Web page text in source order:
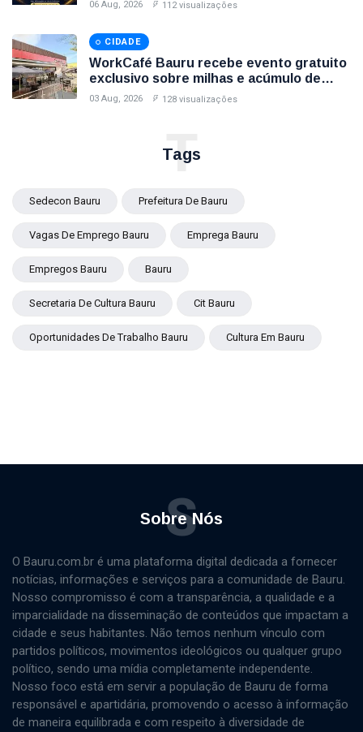
06 Aug, 2026 112 visualizações
CIDADE
WorkCafé Bauru recebe evento gratuito
exclusivo sobre milhas e acúmulo de
pontos
03 Aug, 2026 128 visualizações
Tags
T
Sedecon Bauru Prefeitura De Bauru
Vagas De Emprego Bauru Emprega Bauru
Empregos Bauru Bauru
Secretaria De Cultura Bauru Cit Bauru
Oportunidades De Trabalho Bauru Cultura Em Bauru
Sobre Nós
S
O Bauru.com.br é uma plataforma digital dedicada a fornecer
notícias, informações e serviços para a comunidade de Bauru.
Nosso compromisso é com a transparência, a qualidade e a
imparcialidade na disseminação de conteúdos que impactam a
cidade e seus habitantes. Não temos nenhum vínculo com
partidos políticos, movimentos ideológicos ou qualquer grupo
político, sendo uma mídia completamente independente.
Nosso foco está em servir a população de Bauru de forma
responsável e apartidária, promovendo o acesso à informação
de maneira equilibrada e com respeito à diversidade de